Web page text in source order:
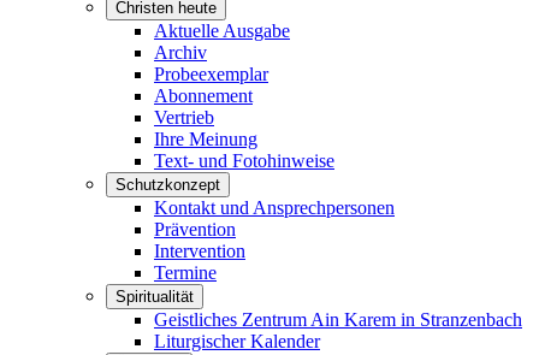
Christen heute
Aktuelle Ausgabe
Archiv
Probeexemplar
Abonnement
Vertrieb
Ihre Meinung
Text- und Fotohinweise
Schutzkonzept
Kontakt und Ansprechpersonen
Prävention
Intervention
Termine
Spiritualität
Geistliches Zentrum Ain Karem in Stranzenbach
Liturgischer Kalender